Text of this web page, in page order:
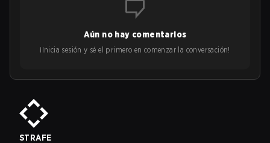
Aún no hay comentarios
¡Inicia sesión y sé el primero en comenzar la conversación!
STRAFE